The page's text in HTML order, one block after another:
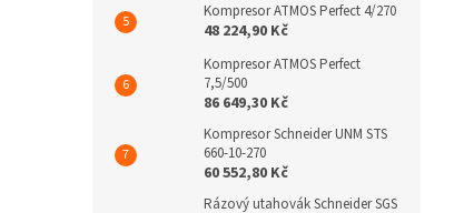
Kompresor ATMOS Perfect 4/270
48 224,90 Kč
Kompresor ATMOS Perfect
7,5/500
86 649,30 Kč
Kompresor Schneider UNM STS
660-10-270
60 552,80 Kč
Rázový utahovák Schneider SGS